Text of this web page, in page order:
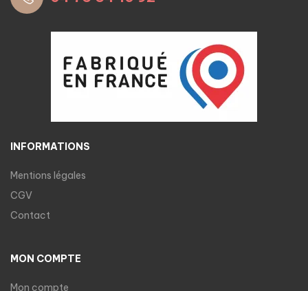
INFORMATIONS
Mentions légales
CGV
Contact
MON COMPTE
Mon compte